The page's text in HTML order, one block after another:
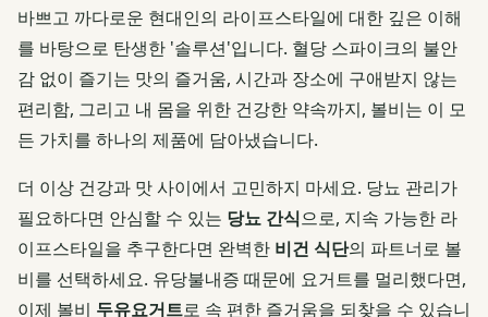
바쁘고 까다로운 현대인의 라이프스타일에 대한 깊은 이해
를 바탕으로 탄생한 '솔루션'입니다. 혈당 스파이크의 불안
감 없이 즐기는 맛의 즐거움, 시간과 장소에 구애받지 않는
편리함, 그리고 내 몸을 위한 건강한 약속까지, 볼비는 이 모
든 가치를 하나의 제품에 담아냈습니다.
더 이상 건강과 맛 사이에서 고민하지 마세요. 당뇨 관리가
필요하다면 안심할 수 있는 당뇨 간식으로, 지속 가능한 라
이프스타일을 추구한다면 완벽한 비건 식단의 파트너로 볼
비를 선택하세요. 유당불내증 때문에 요거트를 멀리했다면,
이제 볼비 두유요거트로 속 편한 즐거움을 되찾을 수 있습니